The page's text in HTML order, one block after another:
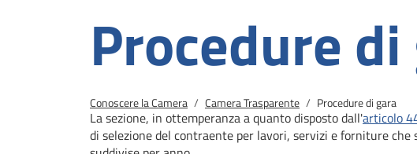
Procedure
Briciole di pane
Conoscere la Camera Camera Trasparente Procedure di gara
La sezione, in ottemperanza a quanto disposto dall'articolo
di selezione del contraente per lavori, servizi e forniture